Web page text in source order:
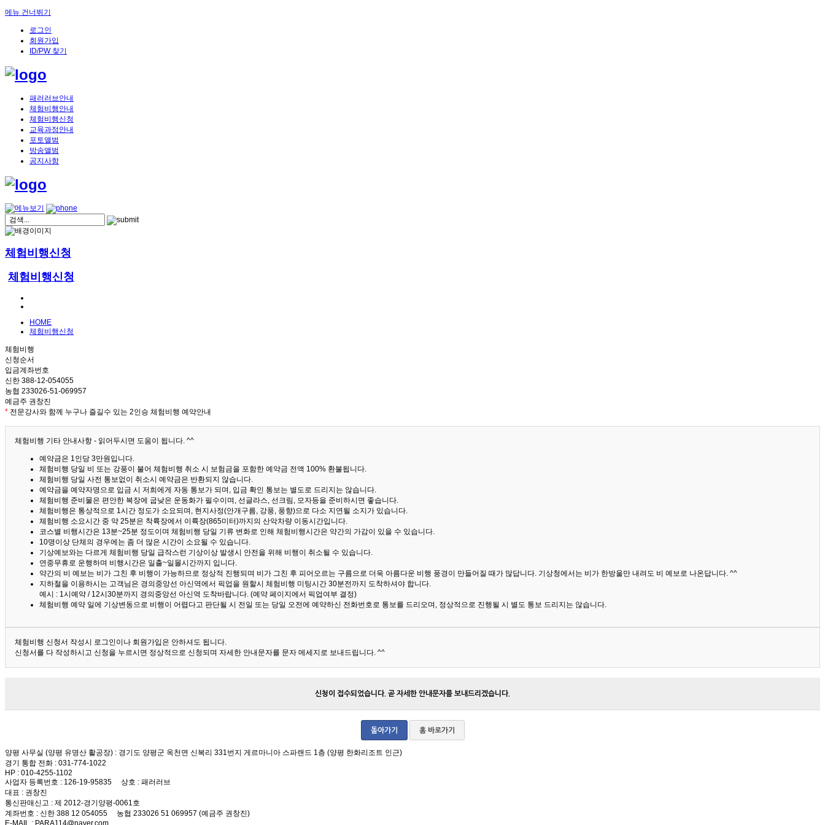
메뉴 건너뛰기
로그인
회원가입
ID/PW 찾기
패러러브안내
체험비행안내
체험비행신청
교육과정안내
포토앨범
방송앨범
공지사항
체험비행신청
체험비행신청
HOME
체험비행신청
체험비행
신청순서
입금계좌번호
신한 388-12-054055
농협 233026-51-069957
예금주 권창진
* 전문강사와 함께 누구나 즐길수 있는 2인승 체험비행 예약안내
체험비행 기타 안내사항 - 읽어두시면 도움이 됩니다. ^^
예약금은 1인당 3만원입니다.
체험비행 당일 비 또는 강풍이 불어 체험비행 취소 시 보험금을 포함한 예약금 전액 100% 환불됩니다.
체험비행 당일 사전 통보없이 취소시 예약금은 반환되지 않습니다.
예약금을 예약자명으로 입금 시 저희에게 자동 통보가 되며, 입금 확인 통보는 별도로 드리지는 않습니다.
체험비행 준비물은 편안한 복장에 굽낮은 운동화가 필수이며, 선글라스, 선크림, 모자등을 준비하시면 좋습니다.
체험비행은 통상적으로 1시간 정도가 소요되며, 현지사정(안개구름, 강풍, 풍향)으로 다소 지연될 소지가 있습니다.
체험비행 소요시간 중 약 25분은 착륙장에서 이륙장(865미터)까지의 산악차량 이동시간입니다.
코스별 비행시간은 13분~25분 정도이며 체험비행 당일 기류 변화로 인해 체험비행시간은 약간의 가감이 있을 수 있습니다.
10명이상 단체의 경우에는 좀 더 많은 시간이 소요될 수 있습니다.
기상예보와는 다르게 체험비행 당일 급작스런 기상이상 발생시 안전을 위해 비행이 취소될 수 있습니다.
연중무휴로 운행하며 비행시간은 일출~일몰시간까지 입니다.
약간의 비 예보는 비가 그친 후 비행이 가능하므로 정상적 진행되며 비가 그친 후 피어오르는 구름으로 더욱 아름다운 비행 풍경이 만들어질 때가 많답니다. 기상청에서는 비가 한방울만 내려도 비 예보로 나온답니다. ^^
지하철을 이용하시는 고객님은 경의중앙선 아신역에서 픽업을 원할시 체험비행 미팅시간 30분전까지 도착하셔야 합니다.
예시 : 1시예약 / 12시30분까지 경의중앙선 아신역 도착바랍니다. (예약 페이지에서 픽업여부 결정)
체험비행 예약 일에 기상변동으로 비행이 어렵다고 판단될 시 전일 또는 당일 오전에 예약하신 전화번호로 통보를 드리오며, 정상적으로 진행될 시 별도 통보 드리지는 않습니다.
체험비행 신청서 작성시 로그인이나 회원가입은 안하셔도 됩니다.
신청서를 다 작성하시고 신청을 누르시면 정상적으로 신청되며 자세한 안내문자를 문자 메세지로 보내드립니다. ^^
신청이 접수되었습니다. 곧 자세한 안내문자를 보내드리겠습니다.
돌아가기 홈 바로가기
양평 사무실 (양평 유명산 활공장) : 경기도 양평군 옥천면 신복리 331번지 게르마니아 스파랜드 1층 (양평 한화리조트 인근)
경기 통합 전화 : 031-774-1022
HP : 010-4255-1102
사업자 등록번호 : 126-19-95835 상호 : 패러러브
대표 : 권창진
통신판매신고 : 제 2012-경기양평-0061호
계좌번호 : 신한 388 12 054055 농협 233026 51 069957 (예금주 권창진)
E-MAIL
: PARA114@naver.com